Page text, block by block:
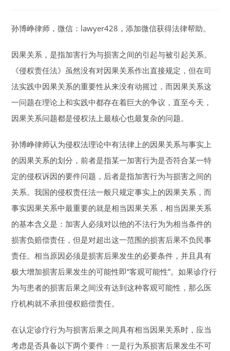
孙博峥律师，微信：lawyer428，添加微信获得法律帮助。
因果关系，是指加害行为与损害之间的引起与被引起关系。
《侵权责任法》虽然没有对因果关系作出直接规定，但在司
法实践中因果关系的重要性从来没有动摇过，而因果关系这
一问题在理论上和实践中都存在着巨大的争议，直至今天，
因果关系问题都是侵权法上最核心也最复杂的问题。
孙博峥律师认为侵权法理论中有法律上的因果关系与事实上
的因果关系的划分，前者是指某一加害行为是否符合某一特
定的侵权诉因的要件问题，后者是指加害行为与损害之间的
关系。我国的侵权责任法一般只规定事实上的因果关系，而
事实因果关系中最重要的就是相当因果关系，相当因果关系
的基本含义是：加害人必须对以他的不法行为为相当条件的
损害负赔偿责任，但是对超出这一范围的损害后果不负民事
责任。相当原因必须是损害后果发生的必要条件，并且具有
极大增加损害后果发生的可能性即“客观可能性”。如果诊疗行
为与患者的损害后果之间没有达到这种客观可能性，那么医
疗机构就不承担侵权赔偿责任。
在认定诊疗行为与损害后果之间具有相当因果关系时，应当
考虑是否具备以下两个要件：一是行为系损害后果发生不可